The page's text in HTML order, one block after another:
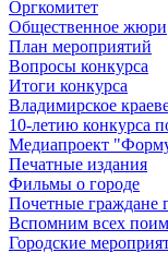
Оргкомитет
Общественное жюри
План мероприятий
Вопросы конкурса
Итоги конкурса
Владимирское
10-летию конкурса
Медиапроект
Печатные издания
Фильмы о городе
Почетные граждане
Вспомним всех
Городские